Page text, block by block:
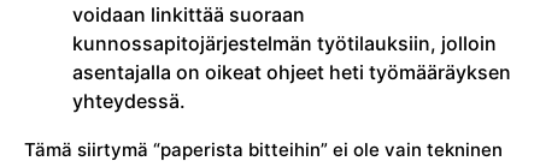
voidaan linkittää suoraan
kunnossapitojärjestelmän työtilauksiin, jolloin
asentajalla on oikeat ohjeet heti työmääräyksen
yhteydessä.
Tämä siirtymä “paperista bitteihin” ei ole vain tekninen